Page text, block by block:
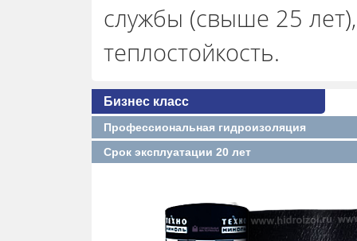
службы (свыше 25
теплостойкость.
Бизнес класс
Профессиональная гидроизоляция
Срок эксплуатации 20 лет